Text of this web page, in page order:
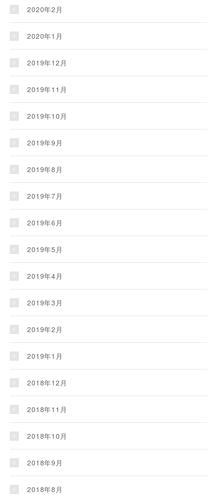
2020年2月
2020年1月
2019年12月
2019年11月
2019年10月
2019年9月
2019年8月
2019年7月
2019年6月
2019年5月
2019年4月
2019年3月
2019年2月
2019年1月
2018年12月
2018年11月
2018年10月
2018年9月
2018年8月